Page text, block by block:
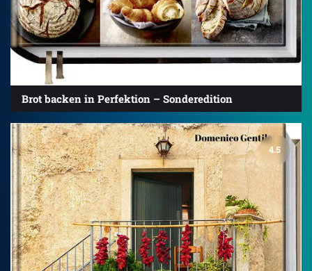
Brot backen in Perfektion – Sonderedition
4.5